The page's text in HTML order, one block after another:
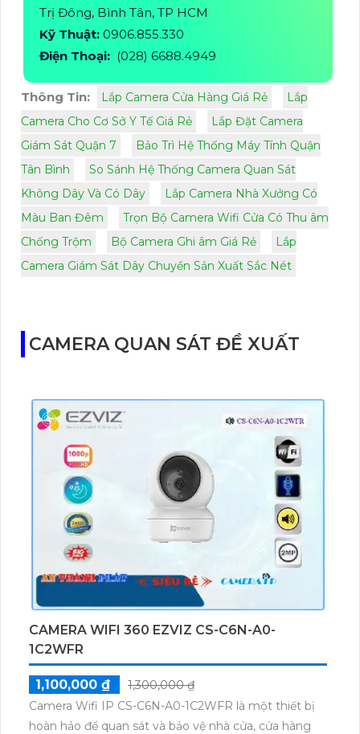
Trị Đông, Bình Tân, TP HCM
Kỹ Thuật: 0906.855.330
Điện Thoại: (028) 6688.4949
Thông Tin: Lắp Camera Cửa Hàng Giá Rẻ
Lắp
Camera Cho Cơ Sở Y Tế Giá Rẻ
Lắp Đặt Camera
Giám Sát Quận 7
Bảo Trì Hệ Thống Máy Tính Quận
Tân Bình
So Sánh Hệ Thống Camera Quan Sát
Không Dây Và Có Dây
Lắp Camera Nhà Xưởng Có
Màu Ban Đêm
Trọn Bộ Camera Wifi Cửa Có Thu âm
Chống Trộm
Bộ Camera Ghi âm Giá Rẻ
Lắp
Camera Giám Sát Dây Chuyền Sản Xuất Sắc Nét
CAMERA QUAN SÁT ĐỀ XUẤT
CAMERA WIFI 360 EZVIZ CS-C6N-A0-
1C2WFR
1,100,000 ₫
1,300,000 ₫
Camera Wifi IP CS-C6N-A0-1C2WFR là một thiết bị
hoàn hảo để quan sát và bảo vệ nhà cửa, cửa hàng